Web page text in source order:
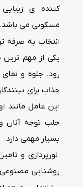
کننده ی
مسکونی می
انتخاب به صرفه
یکی از مهم
رود. جلوه و
جذاب برای
این عامل مانند
جلب توجه آنان و
بسیار مهمی دارد.
روشنایی